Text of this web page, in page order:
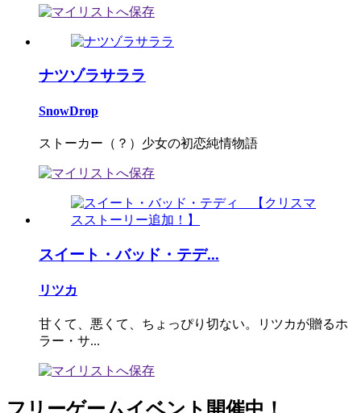
ナツゾラサララ
SnowDrop
ストーカー（？）少女の初恋純情物語
スイート・バッド・テデ...
リツカ
甘くて、悪くて、ちょっぴり切ない。リツカが贈るホ
ラー・サ...